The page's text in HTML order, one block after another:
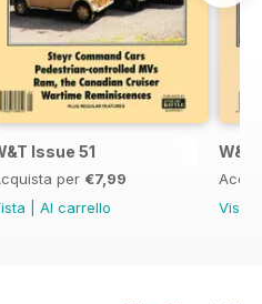
Issue 51
per €7,99
Al carrello
W&T
Vista